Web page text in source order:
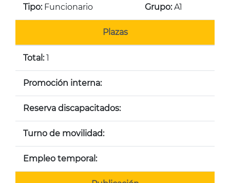
Tipo:Funcionario Grupo:A1
Plazas
Total:1
Promoción interna:
Reserva discapacitados:
Turno de movilidad:
Empleo temporal: